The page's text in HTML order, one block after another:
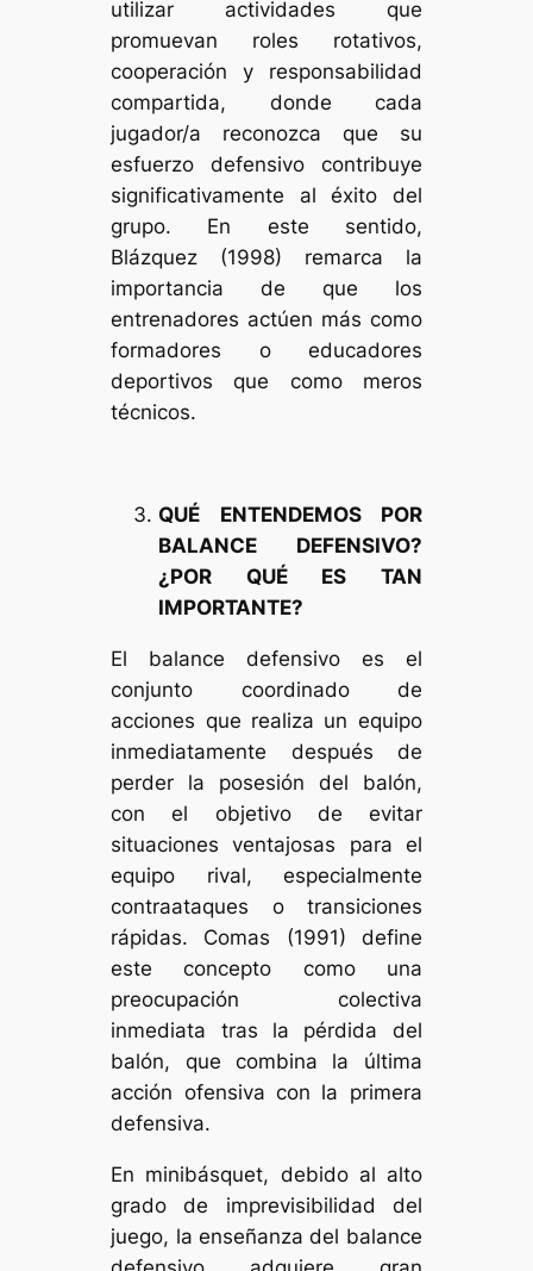
utilizar actividades que
promuevan roles rotativos,
cooperación y responsabilidad
compartida, donde cada
jugador/a reconozca que su
esfuerzo defensivo contribuye
significativamente al éxito del
grupo. En este sentido,
Blázquez (1998) remarca la
importancia de que los
entrenadores actúen más como
formadores o educadores
deportivos que como meros
técnicos.
QUÉ ENTENDEMOS POR
BALANCE DEFENSIVO?
¿POR QUÉ ES TAN
IMPORTANTE?
El balance defensivo es el
conjunto coordinado de
acciones que realiza un equipo
inmediatamente después de
perder la posesión del balón,
con el objetivo de evitar
situaciones ventajosas para el
equipo rival, especialmente
contraataques o transiciones
rápidas. Comas (1991) define
este concepto como una
preocupación colectiva
inmediata tras la pérdida del
balón, que combina la última
acción ofensiva con la primera
defensiva.
En minibásquet, debido al alto
grado de imprevisibilidad del
juego, la enseñanza del balance